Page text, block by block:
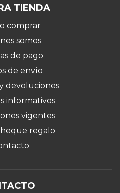
TIENDA
comprar
somos
de pago
de envío
devoluciones
informativos
vigentes
regalo